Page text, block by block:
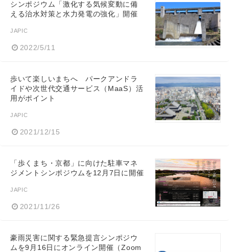
シンポジウム「激化する気候変動に備
える治水対策と水力発電の強化」開催
JAPIC
2022/5/11
歩いて楽しいまちへ パークアンドラ
イドや次世代交通サービス（MaaS）活
用がポイント
JAPIC
2021/12/15
「歩くまち・京都」に向けた駐車マネ
ジメントシンポジウムを12月7日に開催
JAPIC
2021/11/26
豪雨災害に関する緊急提言シンポジウ
ムを9月16日にオンライン開催（Zoom